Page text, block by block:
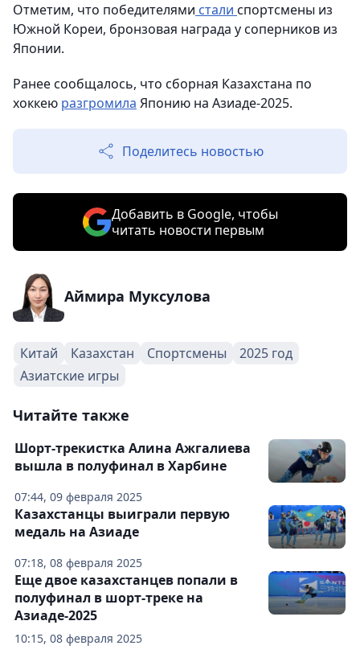
Отметим, что победителями стали спортсмены из
Южной Кореи, бронзовая награда у соперников из
Японии.
Ранее сообщалось, что сборная Казахстана по
хоккею разгромила Японию на Азиаде-2025.
Поделитесь новостью
Добавить в Google, чтобы
читать новости первым
Аймира Муксулова
Китай Казахстан Спортсмены
2025 год
Азиатские игры
Читайте также
07:44, 09 февраля 2025
Шорт-трекистка Алина Ажгалиева
вышла в полуфинал в Харбине
07:18, 08 февраля 2025
Казахстанцы выиграли первую
медаль на Азиаде
10:15, 08 февраля 2025
Еще двое казахстанцев попали в
полуфинал в шорт-треке на
Азиаде-2025